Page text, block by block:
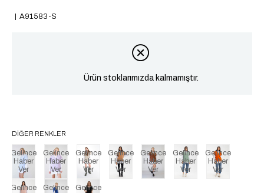
A91583-S
Ürün stoklarımızda kalmamıştır.
DIĞER RENKLER
Gelince
Haber
Ver
Gelince
Haber
Ver
Gelince
Haber
Ver
Gelince
Haber
Ver
Gelince
Haber
Ver
Gelince
Haber
Ver
Gelince
Haber
Ver
Gelince
Gelince
Gelince